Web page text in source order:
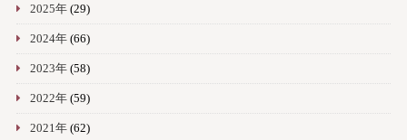
2025年(29)
2024年(66)
2023年(58)
2022年(59)
2021年(62)